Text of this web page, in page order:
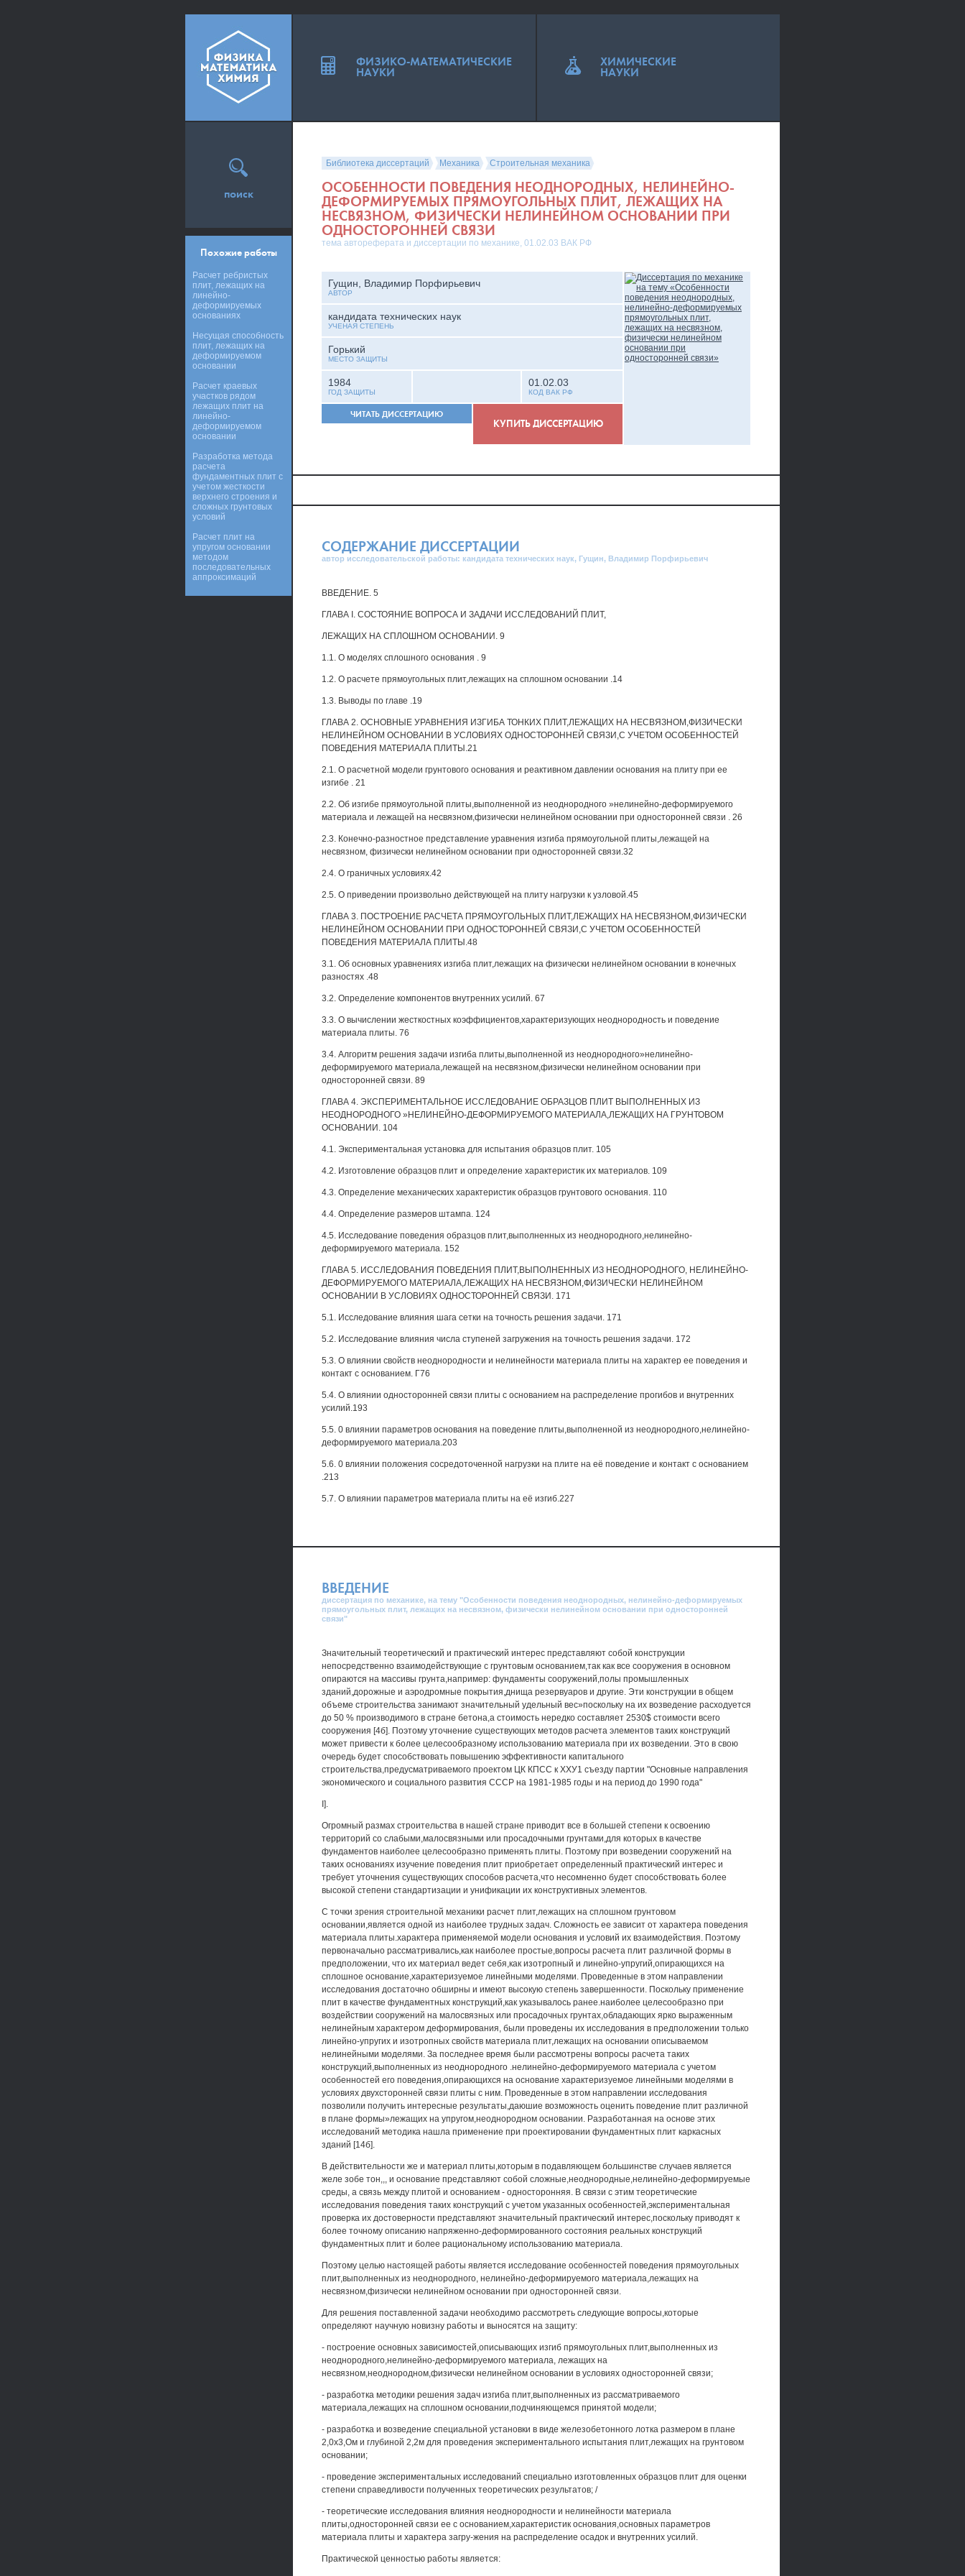
Библиотека диссертаций Механика Строительная механика
ОСОБЕННОСТИ ПОВЕДЕНИЯ НЕОДНОРОДНЫХ, НЕЛИНЕЙНО-
ДЕФОРМИРУЕМЫХ ПРЯМОУГОЛЬНЫХ ПЛИТ, ЛЕЖАЩИХ НА
НЕСВЯЗНОМ, ФИЗИЧЕСКИ НЕЛИНЕЙНОМ ОСНОВАНИИ ПРИ
ОДНОСТОРОННЕЙ СВЯЗИ
тема автореферата и диссертации по механике, 01.02.03 ВАК РФ
Гущин, Владимир Порфирьевич
АВТОР
кандидата технических наук
УЧЕНАЯ СТЕПЕНЬ
Горький
МЕСТО ЗАЩИТЫ
1984
ГОД ЗАЩИТЫ
01.02.03
КОД ВАК РФ
ЧИТАТЬ ДИССЕРТАЦИЮ
КУПИТЬ ДИССЕРТАЦИЮ
СОДЕРЖАНИЕ ДИССЕРТАЦИИ
автор исследовательской работы: кандидата технических наук, Гущин, Владимир Порфирьевич
ВВЕДЕНИЕ. 5
ГЛАВА I. СОСТОЯНИЕ ВОПРОСА И ЗАДАЧИ ИССЛЕДОВАНИЙ ПЛИТ,
ЛЕЖАЩИХ НА СПЛОШНОМ ОСНОВАНИИ. 9
1.1. О моделях сплошного основания . 9
1.2. О расчете прямоугольных плит,лежащих на сплошном основании .14
1.3. Выводы по главе .19
ГЛАВА 2. ОСНОВНЫЕ УРАВНЕНИЯ ИЗГИБА ТОНКИХ ПЛИТ,ЛЕЖАЩИХ НА НЕСВЯЗНОМ,ФИЗИЧЕСКИ
НЕЛИНЕЙНОМ ОСНОВАНИИ В УСЛОВИЯХ ОДНОСТОРОННЕЙ СВЯЗИ,С УЧЕТОМ ОСОБЕННОСТЕЙ
ПОВЕДЕНИЯ МАТЕРИАЛА ПЛИТЫ.21
2.1. О расчетной модели грунтового основания и реактивном давлении основания на плиту при ее
изгибе . 21
2.2. Об изгибе прямоугольной плиты,выполненной из неоднородного »нелинейно-деформируемого
материала и лежащей на несвязном,физически нелинейном основании при односторонней связи . 26
2.3. Конечно-разностное представление уравнения изгиба прямоугольной плиты,лежащей на
несвязном, физически нелинейном основании при односторонней связи.32
2.4. О граничных условиях.42
2.5. О приведении произвольно действующей на плиту нагрузки к узловой.45
ГЛАВА 3. ПОСТРОЕНИЕ РАСЧЕТА ПРЯМОУГОЛЬНЫХ ПЛИТ,ЛЕЖАЩИХ НА НЕСВЯЗНОМ,ФИЗИЧЕСКИ
НЕЛИНЕЙНОМ ОСНОВАНИИ ПРИ ОДНОСТОРОННЕЙ СВЯЗИ,С УЧЕТОМ ОСОБЕННОСТЕЙ
ПОВЕДЕНИЯ МАТЕРИАЛА ПЛИТЫ.48
3.1. Об основных уравнениях изгиба плит,лежащих на физически нелинейном основании в конечных
разностях .48
3.2. Определение компонентов внутренних усилий. 67
3.3. О вычислении жесткостных коэффициентов,характеризующих неоднородность и поведение
материала плиты. 76
3.4. Алгоритм решения задачи изгиба плиты,выполненной из неоднородного»нелинейно-
деформируемого материала,лежащей на несвязном,физически нелинейном основании при
односторонней связи. 89
ГЛАВА 4. ЭКСПЕРИМЕНТАЛЬНОЕ ИССЛЕДОВАНИЕ ОБРАЗЦОВ ПЛИТ ВЫПОЛНЕННЫХ ИЗ
НЕОДНОРОДНОГО »НЕЛИНЕЙНО-ДЕФОРМИРУЕМОГО МАТЕРИАЛА,ЛЕЖАЩИХ НА ГРУНТОВОМ
ОСНОВАНИИ. 104
4.1. Экспериментальная установка для испытания образцов плит. 105
4.2. Изготовление образцов плит и определение характеристик их материалов. 109
4.3. Определение механических характеристик образцов грунтового основания. 110
4.4. Определение размеров штампа. 124
4.5. Исследование поведения образцов плит,выполненных из неоднородного,нелинейно-
деформируемого материала. 152
ГЛАВА 5. ИССЛЕДОВАНИЯ ПОВЕДЕНИЯ ПЛИТ,ВЫПОЛНЕННЫХ ИЗ НЕОДНОРОДНОГО, НЕЛИНЕЙНО-
ДЕФОРМИРУЕМОГО МАТЕРИАЛА,ЛЕЖАЩИХ НА НЕСВЯЗНОМ,ФИЗИЧЕСКИ НЕЛИНЕЙНОМ
ОСНОВАНИИ В УСЛОВИЯХ ОДНОСТОРОННЕЙ СВЯЗИ. 171
5.1. Исследование влияния шага сетки на точность решения задачи. 171
5.2. Исследование влияния числа ступеней загружения на точность решения задачи. 172
5.3. О влиянии свойств неоднородности и нелинейности материала плиты на характер ее поведения и
контакт с основанием. Г76
5.4. О влиянии односторонней связи плиты с основанием на распределение прогибов и внутренних
усилий.193
5.5. 0 влиянии параметров основания на поведение плиты,выполненной из неоднородного,нелинейно-
деформируемого материала.203
5.6. 0 влиянии положения сосредоточенной нагрузки на плите на её поведение и контакт с основанием
.213
5.7. О влиянии параметров материала плиты на её изгиб.227
ВВЕДЕНИЕ
диссертация по механике, на тему "Особенности поведения неоднородных, нелинейно-деформируемых
прямоугольных плит, лежащих на несвязном, физически нелинейном основании при односторонней
связи"
Значительный теоретический и практический интерес представляют собой конструкции
непосредственно взаимодействующие с грунтовым основанием,так как все сооружения в основном
опираются на массивы грунта,например: фундаменты сооружений,полы промышленных
зданий,дорожные и аэродромные покрытия,днища резервуаров и другие. Эти конструкции в общем
объеме строительства занимают значительный удельный вес»поскольку на их возведение расходуется
до 50 % производимого в стране бетона,а стоимость нередко составляет 2530$ стоимости всего
сооружения [4б]. Поэтому уточнение существующих методов расчета элементов таких конструкций
может привести к более целесообразному использованию материала при их возведении. Это в свою
очередь будет способствовать повышению эффективности капитального
строительства,предусматриваемого проектом ЦК КПСС к ХХУ1 съезду партии "Основные направления
экономического и социального развития СССР на 1981-1985 годы и на период до 1990 года"
I].
Огромный размах строительства в нашей стране приводит все в большей степени к освоению
территорий со слабыми,малосвязными или просадочными грунтами,для которых в качестве
фундаментов наиболее целесообразно применять плиты. Поэтому при возведении сооружений на
таких основаниях изучение поведения плит приобретает определенный практический интерес и
требует уточнения существующих способов расчета,что несомненно будет способствовать более
высокой степени стандартизации и унификации их конструктивных элементов.
С точки зрения строительной механики расчет плит,лежащих на сплошном грунтовом
основании,является одной из наиболее трудных задач. Сложность ее зависит от характера поведения
материала плиты.характера применяемой модели основания и условий их взаимодействия. Поэтому
первоначально рассматривались,как наиболее простые,вопросы расчета плит различной формы в
предположении, что их материал ведет себя,как изотропный и линейно-упругий,опирающихся на
сплошное основание,характеризуемое линейными моделями. Проведенные в этом направлении
исследования достаточно обширны и имеют высокую степень завершенности. Поскольку применение
плит в качестве фундаментных конструкций,как указывалось ранее.наиболее целесообразно при
воздействии сооружений на малосвязных или просадочных грунтах,обладающих ярко выраженным
нелинейным характером деформирования, были проведены их исследования в предположении только
линейно-упругих и изотропных свойств материала плит,лежащих на основании описываемом
нелинейными моделями. За последнее время были рассмотрены вопросы расчета таких
конструкций,выполненных из неоднородного .нелинейно-деформируемого материала с учетом
особенностей его поведения,опирающихся на основание характеризуемое линейными моделями в
условиях двухсторонней связи плиты с ним. Проведенные в этом направлении исследования
позволили получить интересные результаты,даюшие возможность оценить поведение плит различной
в плане формы»лежащих на упругом,неоднородном основании. Разработанная на основе этих
исследований методика нашла применение при проектировании фундаментных плит каркасных
зданий [14б].
В действительности же и материал плиты,которым в подавляющем большинстве случаев является
желе зобе тон,,, и основание представляют собой сложные,неоднородные,нелинейно-деформируемые
среды, а связь между плитой и основанием - односторонняя. В связи с этим теоретические
исследования поведения таких конструкций с учетом указанных особенностей,экспериментальная
проверка их достоверности представляют значительный практический интерес,поскольку приводят к
более точному описанию напряженно-деформированного состояния реальных конструкций
фундаментных плит и более рациональному использованию материала.
Поэтому целью настоящей работы является исследование особенностей поведения прямоугольных
плит,выполненных из неоднородного, нелинейно-деформируемого материала,лежащих на
несвязном,физически нелинейном основании при односторонней связи.
Для решения поставленной задачи необходимо рассмотреть следующие вопросы,которые
определяют научную новизну работы и выносятся на защиту:
- построение основных зависимостей,описывающих изгиб прямоугольных плит,выполненных из
неоднородного,нелинейно-деформируемого материала, лежащих на
несвязном,неоднородном,физически нелинейном основании в условиях односторонней связи;
- разработка методики решения задач изгиба плит,выполненных из рассматриваемого
материала,лежащих на сплошном основании,подчиняющемся принятой модели;
- разработка и возведение специальной установки в виде железобетонного лотка размером в плане
2,0x3,Ом и глубиной 2,2м для проведения экспериментального испытания плит,лежащих на грунтовом
основании;
- проведение экспериментальных исследований специально изготовленных образцов плит для оценки
степени справедливости полученных теоретических результатов; /
- теоретические исследования влияния неоднородности и нелинейности материала
плиты,односторонней связи ее с основанием,характеристик основания,основных параметров
материала плиты и характера загру-жения на распределение осадок и внутренних усилий.
Практической ценностью работы является:
поиск
Похожие работы
Расчет ребристых
плит, лежащих на
линейно-
деформируемых
основаниях
Несущая способность
плит, лежащих на
деформируемом
основании
Расчет краевых
участков рядом
лежащих плит на
линейно-
деформируемом
основании
Разработка метода
расчета
фундаментных плит с
учетом жесткости
верхнего строения и
сложных грунтовых
условий
Расчет плит на
упругом основании
методом
последовательных
аппроксимаций
ФИЗИКО-МАТЕМАТИЧЕСКИЕ
НАУКИ
ХИМИЧЕСКИЕ
НАУКИ